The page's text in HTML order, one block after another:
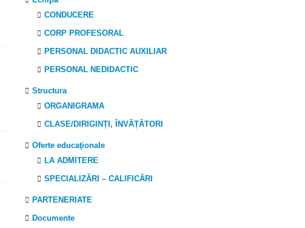
CONDUCERE
CORP PROFESORAL
PERSONAL DIDACTIC AUXILIAR
PERSONAL NEDIDACTIC
Structura
ORGANIGRAMA
CLASE/DIRIGINȚI, ÎNVĂȚĂTORI
Oferte educaţionale
LA ADMITERE
SPECIALIZĂRI – CALIFICĂRI
PARTENERIATE
Documente